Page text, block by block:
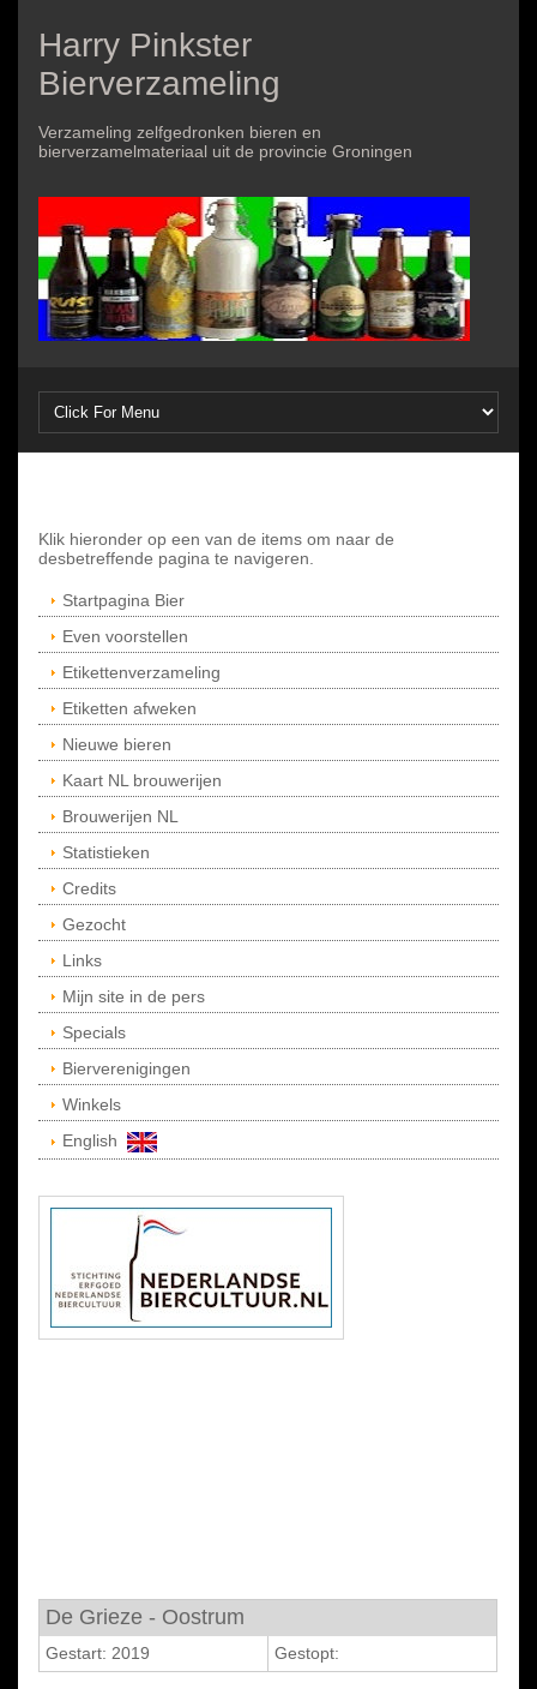
Harry Pinkster
Bierverzameling
Verzameling zelfgedronken bieren en
bierverzamelmateriaal uit de provincie Groningen
Klik hieronder op een van de items om naar de
desbetreffende pagina te navigeren.
Startpagina Bier
Even voorstellen
Etikettenverzameling
Etiketten afweken
Nieuwe bieren
Kaart NL brouwerijen
Brouwerijen NL
Statistieken
Credits
Gezocht
Links
Mijn site in de pers
Specials
Bierverenigingen
Winkels
English
De Grieze - Oostrum
Gestart: 2019 Gestopt: